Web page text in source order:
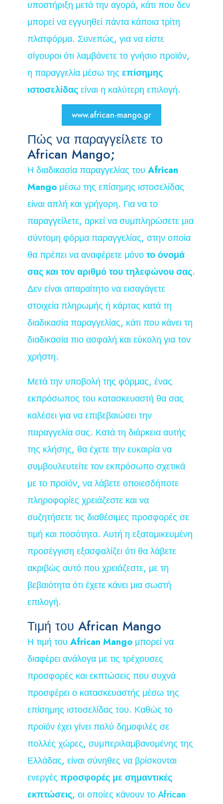
υποστήριξη μετά την αγορά, κάτι που δεν
μπορεί να εγγυηθεί πάντα κάποια τρίτη
πλατφόρμα. Συνεπώς, για να είστε
σίγουροι ότι λαμβάνετε το γνήσιο προϊόν,
η παραγγελία μέσω της επίσημης
ιστοσελίδαςείναι η καλύτερη επιλογή.
www.african-mango.gr
Πώς να παραγγείλετε το
African Mango;
Η διαδικασία παραγγελίας του African
Mango μέσω της επίσημης ιστοσελίδας
είναι απλή και γρήγορη. Για να το
παραγγείλετε, αρκεί να συμπληρώσετε μια
σύντομη φόρμα παραγγελίας, στην οποία
θα πρέπει να αναφέρετε μόνοτο όνομά
σας και τον αριθμό του τηλεφώνου σας.
Δεν είναι απαραίτητο να εισαγάγετε
στοιχεία πληρωμής ή κάρτας κατά τη
διαδικασία παραγγελίας, κάτι που κάνει τη
διαδικασία πιο ασφαλή και εύκολη για τον
χρήστη.
Μετά την υποβολή της φόρμας, ένας
εκπρόσωπος του κατασκευαστή θα σας
καλέσει για να επιβεβαιώσει την
παραγγελία σας. Κατά τη διάρκεια αυτής
της κλήσης, θα έχετε την ευκαιρία να
συμβουλευτείτε τον εκπρόσωπο σχετικά
με το προϊόν, να λάβετε οποιεσδήποτε
πληροφορίες χρειάζεστε και να
συζητήσετε τις διαθέσιμες προσφορές σε
τιμή και ποσότητα. Αυτή η εξατομικευμένη
προσέγγιση εξασφαλίζει ότι θα λάβετε
ακριβώς αυτό που χρειάζεστε, με τη
βεβαιότητα ότι έχετε κάνει μια σωστή
επιλογή.
Τιμή του African Mango
Η τιμή του African Mango μπορεί να
διαφέρει ανάλογα με τις τρέχουσες
προσφορές και εκπτώσεις που συχνά
προσφέρει ο κατασκευαστής μέσω της
επίσημης ιστοσελίδας του. Καθώς το
προϊόν έχει γίνει πολύ δημοφιλές σε
πολλές χώρες, συμπεριλαμβανομένης της
Ελλάδας, είναι σύνηθες να βρίσκονται
ενεργές προσφορές με σημαντικές
εκπτώσεις, οι οποίες κάνουν το African